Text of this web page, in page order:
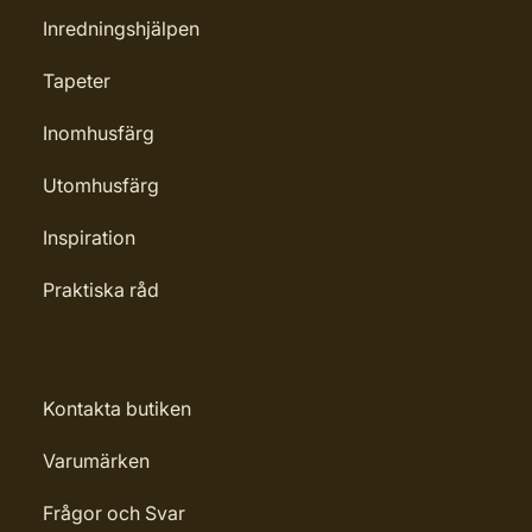
Inredningshjälpen
Tapeter
Inomhusfärg
Utomhusfärg
Inspiration
Praktiska råd
Kontakta butiken
Varumärken
Frågor och Svar